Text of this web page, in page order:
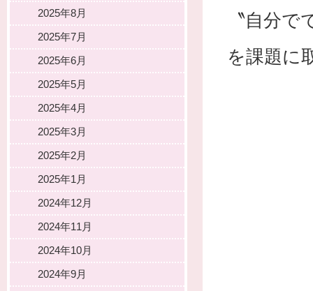
〝自分で
を課題に
2025年8月
2025年7月
2025年6月
2025年5月
2025年4月
2025年3月
2025年2月
2025年1月
2024年12月
2024年11月
2024年10月
2024年9月